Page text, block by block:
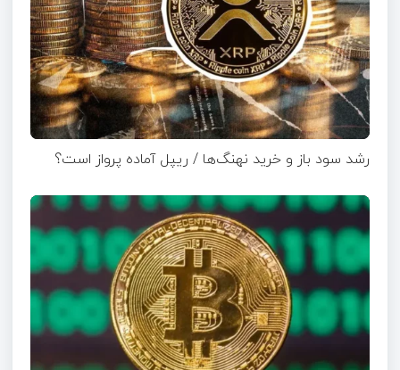
رشد سود باز و خرید نهنگ‌ها / ریپل آماده پرواز است؟